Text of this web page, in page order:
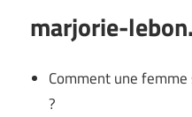
marjorie-
Comment une
?